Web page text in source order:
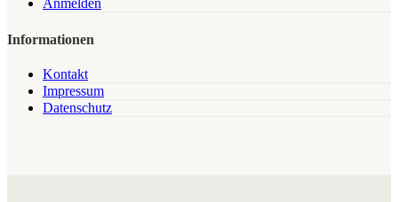
Anmelden
Informationen
Kontakt
Impressum
Datenschutz